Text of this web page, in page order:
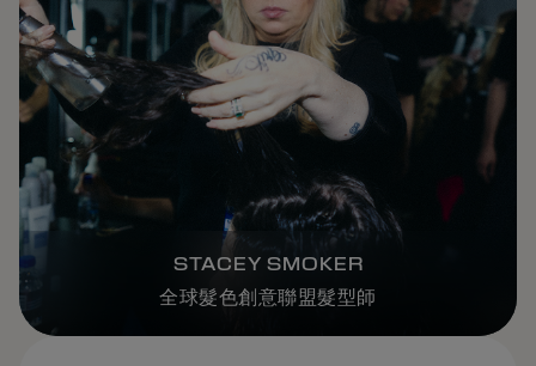
STACEY SMOKER
全球髮色創意聯盟髮型師